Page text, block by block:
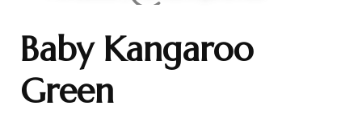
Baby Kangaroo
Green